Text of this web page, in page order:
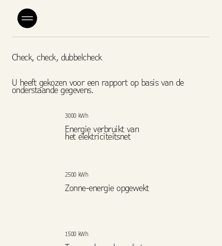
Check, check, dubbelcheck
U heeft gekozen voor een rapport op basis van de
onderstaande gegevens.
3000 kWh
Energie verbruikt van
het elektriciteitsnet
2500 kWh
Zonne-energie opgewekt
1500 kWh